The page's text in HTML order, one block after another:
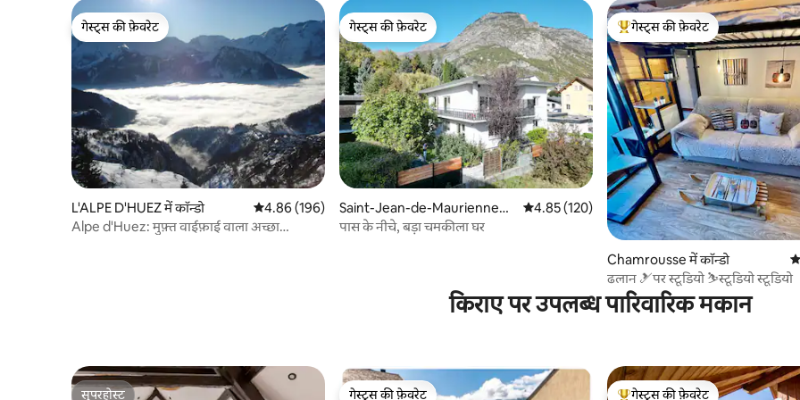
गेस्ट्स की फ़ेवरेट
गेस्ट्स की फ़ेवरेट
L'ALPE D'HUEZ में कॉन्डो औसत रेटिंग 5 में से 4.86, 196 समीक्षाएँ
4.86 (196)
Alpe d'Huez: मुफ़्त वाईफ़ाई वाला अच्छा
गेस्ट्स की फ़ेवरेट
गेस्ट्स की फ़ेवरेट
Saint-Jean-de-Maurienne
में कॉन्डो
औसत रेटिंग 5 में से 4.85, 120 समीक्षाएँ
4.85 (120)
पास के नीचे, बड़ा चमकीला घर
गेस्ट्स का टॉप फ़ेवरेट
गेस्ट्स की फ़ेवरेट
Chamrousse में कॉन्डो
ढलान 🎿पर स्टूडियो ⛷स्टूडियो स्टूडियो
किराए पर उपलब्ध पारिवारिक मकान
सुपरहोस्ट गेस्ट्स की फ़ेवरेट गेस्ट्स की फ़ेवरेट